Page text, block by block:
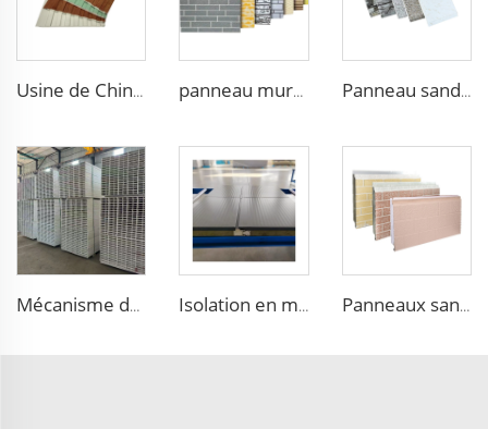
Usine de Chine panneaux sandwich à mousse de polyuréthane revêtement extérieur panneau sandwich pour chambre froide construction de maison panneau mural en métal pour l'extérieur densité de 43kg/M3 panneau de décoration pour l'intérieur et l'extérieur Panneau sandwich en polyuréthane avec finition marbre naturel, panneaux d'isolation en mousse PU sculptée en acier métallique pour revêtement extérieur de mur
Mécanisme de Fabrication de Panneaux Propres en Magnésium Creux Résistant au Feu pour Atelier Stérile et Usine Alimentaire Isolation en mousse PU avec laine de roche feuilletée, panneaux sandwich ignifuges 100 mm pour les murs des supermarchés Panneaux sandwich EPS ignifuges décoratifs en faux bois pour entrepôt